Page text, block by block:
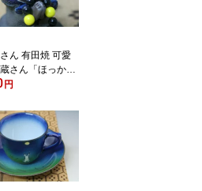
ん 有田焼 可愛
さん「ほっかぶ
ん」小 可愛い置
有田焼 地蔵 可愛
です! 定形外郵便
）で送れます
外郵便の場合代引
円